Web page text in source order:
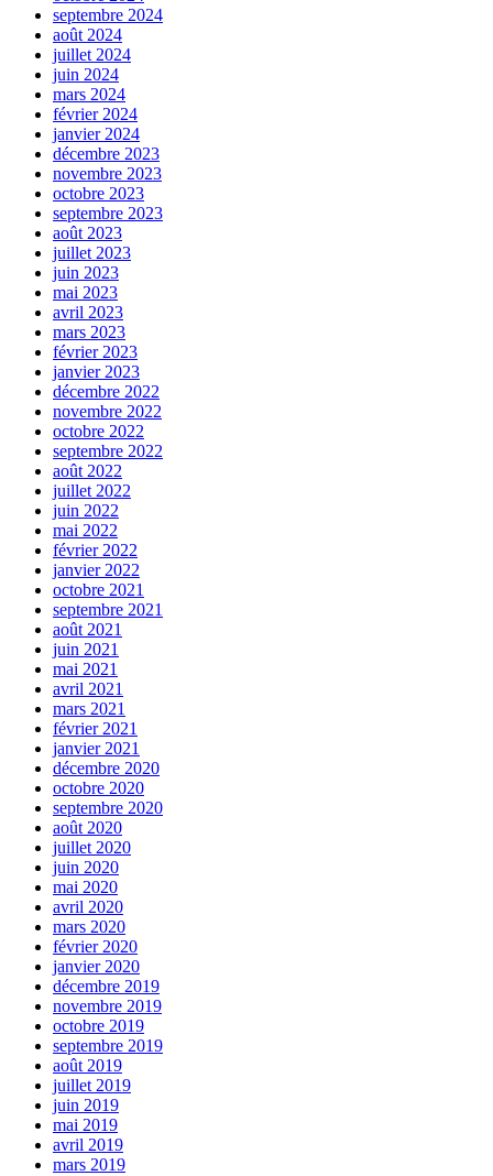
septembre 2024
août 2024
juillet 2024
juin 2024
mars 2024
février 2024
janvier 2024
décembre 2023
novembre 2023
octobre 2023
septembre 2023
août 2023
juillet 2023
juin 2023
mai 2023
avril 2023
mars 2023
février 2023
janvier 2023
décembre 2022
novembre 2022
octobre 2022
septembre 2022
août 2022
juillet 2022
juin 2022
mai 2022
février 2022
janvier 2022
octobre 2021
septembre 2021
août 2021
juin 2021
mai 2021
avril 2021
mars 2021
février 2021
janvier 2021
décembre 2020
octobre 2020
septembre 2020
août 2020
juillet 2020
juin 2020
mai 2020
avril 2020
mars 2020
février 2020
janvier 2020
décembre 2019
novembre 2019
octobre 2019
septembre 2019
août 2019
juillet 2019
juin 2019
mai 2019
avril 2019
mars 2019